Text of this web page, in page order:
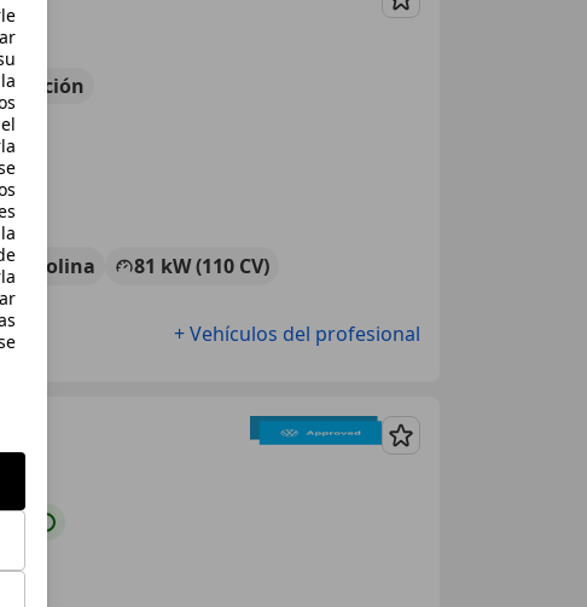
Guardar
Gasolina
81 kW (110 CV)
+ Vehículos del profesional
Guardar
justo